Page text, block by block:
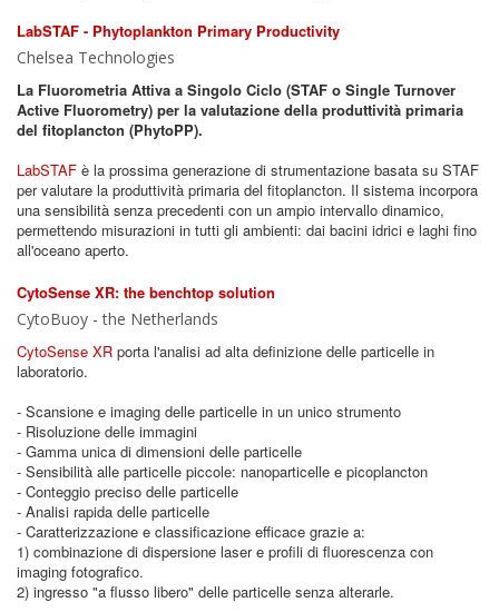
LabSTAF - Phytoplankton Primary Productivity
Chelsea Technologies
La Fluorometria Attiva a Singolo Ciclo (STAF o Single Turnover
Active Fluorometry) per la valutazione della produttività primaria
del fitoplancton (PhytoPP).
LabSTAF è la prossima generazione di strumentazione basata su STAF
per valutare la produttività primaria del fitoplancton. Il sistema incorpora
una sensibilità senza precedenti con un ampio intervallo dinamico,
permettendo misurazioni in tutti gli ambienti: dai bacini idrici e laghi fino
all'oceano aperto.
CytoSense XR: the benchtop solution
CytoBuoy - the Netherlands
CytoSense XR porta l'analisi ad alta definizione delle particelle in
laboratorio.
- Scansione e imaging delle particelle in un unico strumento
- Risoluzione delle immagini
- Gamma unica di dimensioni delle particelle
- Sensibilità alle particelle piccole: nanoparticelle e picoplancton
- Conteggio preciso delle particelle
- Analisi rapida delle particelle
- Caratterizzazione e classificazione efficace grazie a:
1) combinazione di dispersione laser e profili di fluorescenza con
imaging fotografico.
2) ingresso "a flusso libero" delle particelle senza alterarle.